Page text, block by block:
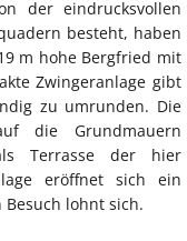
der eindrucksvollen
besteht, haben
m hohe Bergfried mit
Zwingeranlage gibt
zu umrunden. Die
die Grundmauern
Terrasse der hier
eröffnet sich ein
lohnt sich.